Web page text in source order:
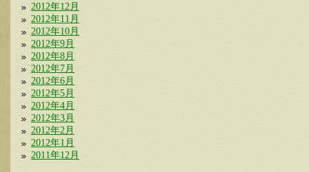
2012年12月
2012年11月
2012年10月
2012年9月
2012年8月
2012年7月
2012年6月
2012年5月
2012年4月
2012年3月
2012年2月
2012年1月
2011年12月